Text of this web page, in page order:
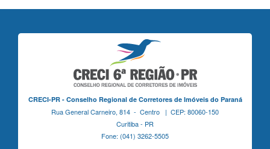
CRECI-PR - Conselho Regional de Corretores de Imóveis do Paraná
Rua General Carneiro, 814 - Centro | CEP: 80060-150
Curitiba - PR
Fone: (041) 3262-5505